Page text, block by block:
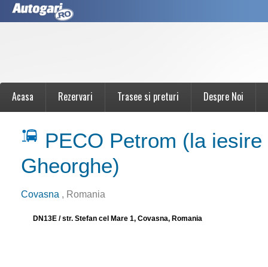
Acasa Rezervari Trasee si preturi Despre Noi
PECO Petrom (la
Gheorghe)
Covasna , Romania
DN13E / str. Stefan cel Mare 1, Covasna, Romania